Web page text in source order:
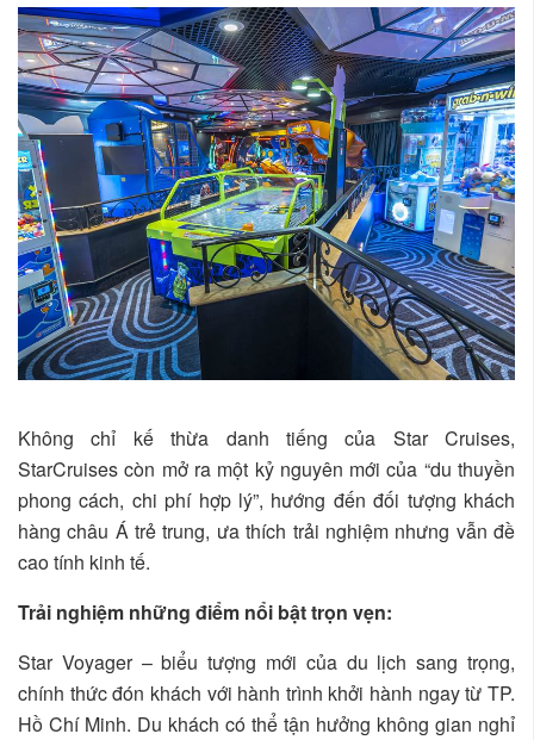
Không chỉ kế thừa danh tiếng của Star Cruises,
StarCruises còn mở ra một kỷ nguyên mới của “du thuyền
phong cách, chi phí hợp lý”, hướng đến đối tượng khách
hàng châu Á trẻ trung, ưa thích trải nghiệm nhưng vẫn đề
cao tính kinh tế.
Trải nghiệm những điểm nổi bật trọn vẹn:
Star Voyager – biểu tượng mới của du lịch sang trọng,
chính thức đón khách với hành trình khởi hành ngay từ TP.
Hồ Chí Minh. Du khách có thể tận hưởng không gian nghỉ